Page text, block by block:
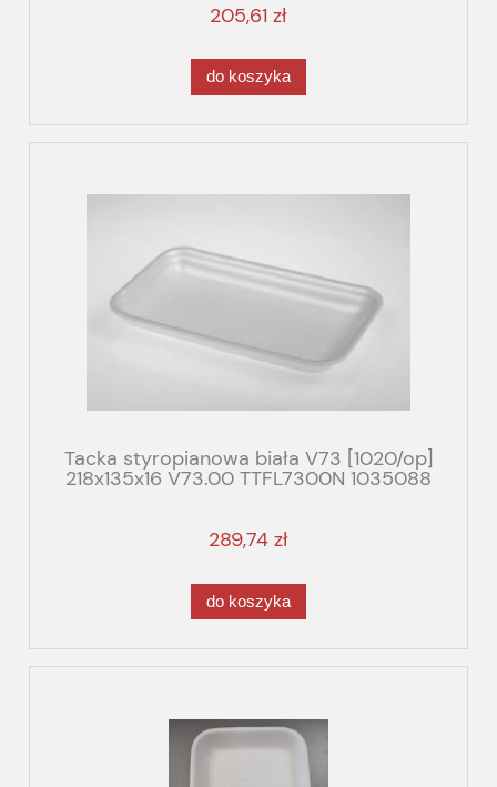
205,61 zł
do koszyka
Tacka styropianowa biała V73 [1020/op]
218x135x16 V73.00 TTFL7300N 1035088
289,74 zł
do koszyka